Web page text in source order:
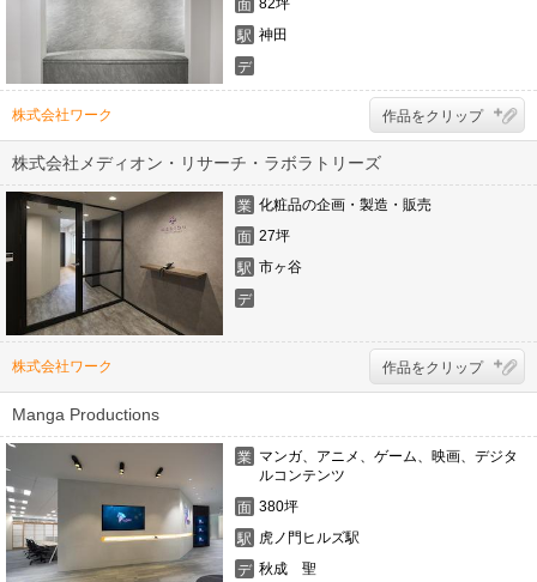
面
積
82坪
駅
神田
デ
ザ
ー
株式会社ワーク 作品をクリップ
株式会社メディオン・リサーチ・ラボラトリーズ
業
態
化粧品の企画・製造・販売
面
積
27坪
駅市ヶ谷
デ
イ
株式会社ワーク 作品をクリップ
Manga Productions
業
態
マンガ、アニメ、ゲーム、映画、デジタ
ルコンテンツ
面
積
380坪
駅虎ノ門ヒルズ駅
デ秋成 聖